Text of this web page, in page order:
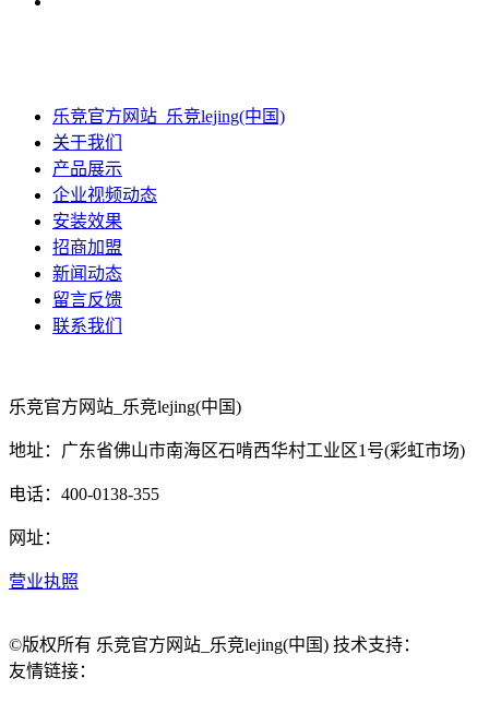
乐竞官方网站_乐竞lejing(中国)
关于我们
产品展示
企业视频动态
安装效果
招商加盟
新闻动态
留言反馈
联系我们
乐竞官方网站_乐竞lejing(中国)
地址：广东省佛山市南海区石啃西华村工业区1号(彩虹市场)
电话：400-0138-355
网址：
营业执照
©版权所有 乐竞官方网站_乐竞lejing(中国) 技术支持：
友情链接：